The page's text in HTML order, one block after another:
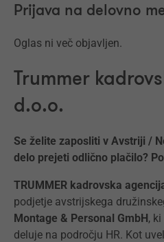
Prijava na delovno
Oglas ni več objavljen.
Trummer
d.o.o.
Se želite zaposliti v Avstriji /
delo prejeti odlično plačilo?
TRUMMER kadrovska
podjetje avstrijskega
Montage & Personal GmbH,
deluje na področju HR. Kot